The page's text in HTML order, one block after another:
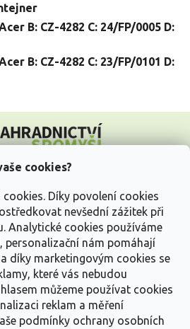
cookies?
Díky povolení cookies
nevšední zážitek při
Analytické cookies používáme
personalizační nám pomáhají
díky marketingovým cookies se
které vás nebudou
můžeme používat cookies
reklam a měření
podmínky ochrany osobních
B: CZ-4282 C: 24/FP/0005 D:
B: CZ-4282 C: 23/FP/0101 D: